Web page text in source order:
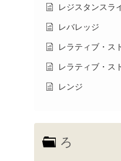
レジスタンスラ
レバレッジ
レラティブ・ス
レラティブ・ス
レンジ
ろ